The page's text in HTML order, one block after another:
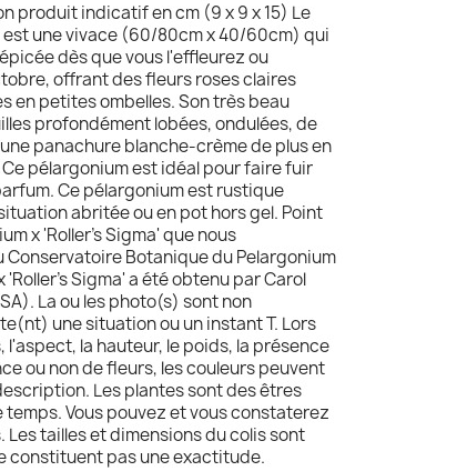
produit indicatif en cm (9 x 9 x 15) Le
est une vivace (60/80cm x 40/60cm) qui
dès que vous l'effleurez ou
offrant des fleurs roses claires
en petites ombelles. Son très beau
profondément lobées, ondulées, de
panachure blanche-crème de plus en
pélargonium est idéal pour faire fuir
Ce pélargonium est rustique
abritée ou en pot hors gel. Point
x 'Roller's Sigma' que nous
Botanique du Pelargonium
'Roller's Sigma' a été obtenu par Carol
La ou les photo(s) sont non
une situation ou un instant T. Lors
la hauteur, le poids, la présence
ou non de fleurs, les couleurs peuvent
Les plantes sont des êtres
temps. Vous pouvez et vous constaterez
tailles et dimensions du colis sont
constituent pas une exactitude.